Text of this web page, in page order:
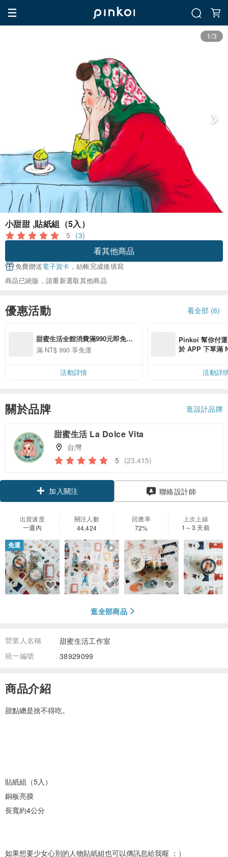
1/3
小甜甜 ,貼紙組（5入）
5 (3)
看其他商品
免費贈送電子賀卡 ，結帳完成後填寫
商品已絕版，請重新選取其他商品
優惠活動 看全部 (6)
甜蜜生活全館消費滿990元即免運
費唷！
滿 NT$ 990 享免運
活動詳情
Pinkoi 幫你付
於 APP 下單滿
活動詳
關於品牌 逛設計品牌
甜蜜生活 La Dolce Vita
台灣
5 (23,415)
加入關注 聯絡設計師
出貨速度
一週內
關注人數
44,424
回應率
72%
上次上線
1～3 天前
免運
逛全部商品
營業人名稱
甜蜜生活工作室
統一編號
38929099
商品介紹
甜點總是捨不得吃。
貼紙組（5入）
銅板亮膜
長寬約4公分
如果想要少女心別的人物貼紙組也可以傳訊息給我喔 ：）